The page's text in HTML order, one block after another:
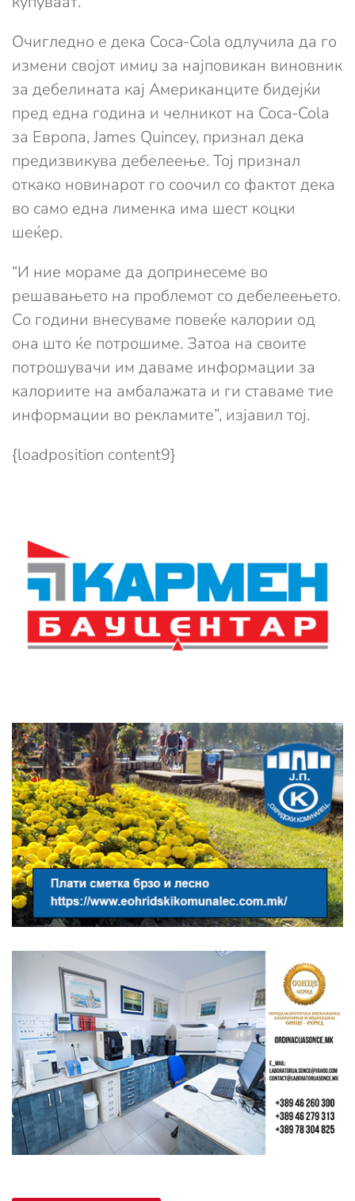
Очигледно е дека Coca-Cola одлучила да го
измени својот имиџ за најповикан виновник
за дебелината кај Американците бидејќи
пред една година и челникот на Coca-Cola
за Европа, James Quincey, признал дека
предизвикува дебелеење. Тој признал
откако новинарот го соочил со фактот дека
во само една лименка има шест коцки
шеќер.
“И ние мораме да допринесеме во
решавањето на проблемот со дебелеењето.
Со години внесуваме повеќе калории од
она што ќе потрошиме. Затоа на своите
потрошувачи им даваме информации за
калориите на амбалажата и ги ставаме тие
информации во рекламите”, изјавил тој.
{loadposition content9}